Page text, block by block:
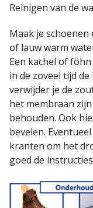
Reinigen van de
Maak je
of lauw warm
Een kachel of
in de zoveel tijd
verwijder je de
het membraan
behouden. Ook
bevelen.
kranten om het
goed de